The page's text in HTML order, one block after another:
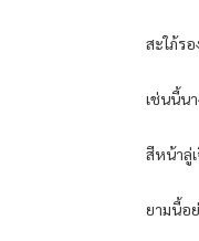
สะใภ้ร
เช่นนี้น
สีหน้าลู่
ยามนี้อ